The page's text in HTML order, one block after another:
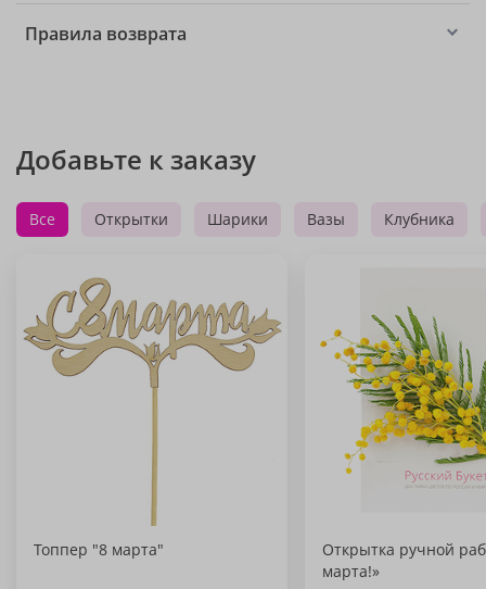
Правила возврата
Добавьте к заказу
Все Открытки Шарики Вазы Клубника
Топпер "8 марта"
Открытка ручной
марта!»